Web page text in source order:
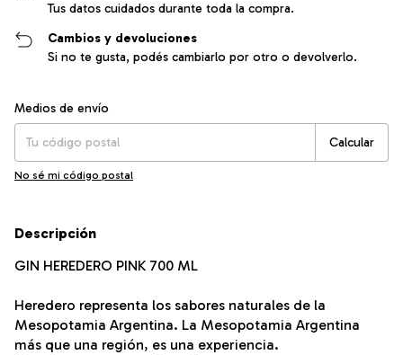
Tus datos cuidados durante toda la compra.
Cambios y devoluciones
Si no te gusta, podés cambiarlo por otro o devolverlo.
Entregas para el CP:
Medios de envío
Calcular
No sé mi código postal
Descripción
GIN HEREDERO PINK 700 ML
Heredero representa los sabores naturales de la
Mesopotamia Argentina. La Mesopotamia Argentina
más que una región, es una experiencia.